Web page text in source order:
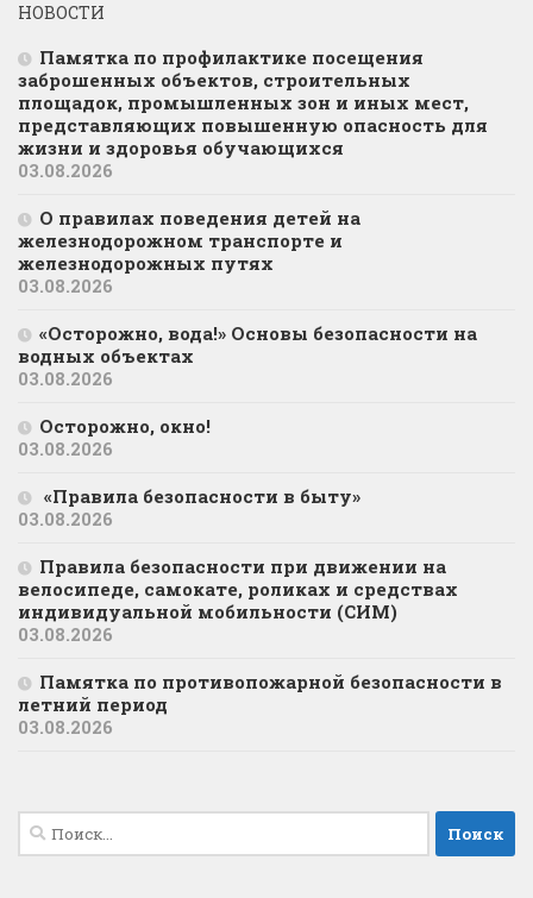
НОВОСТИ
Памятка по профилактике посещения
заброшенных объектов, строительных
площадок, промышленных зон и иных мест,
представляющих повышенную опасность для
жизни и здоровья обучающихся
03.08.2026
О правилах поведения детей на
железнодорожном транспорте и
железнодорожных путях
03.08.2026
«Осторожно, вода!» Основы безопасности на
водных объектах
03.08.2026
Осторожно, окно!
03.08.2026
«Правила безопасности в быту»
03.08.2026
Правила безопасности при движении на
велосипеде, самокате, роликах и средствах
индивидуальной мобильности (СИМ)
03.08.2026
Памятка по противопожарной безопасности в
летний период
03.08.2026
Найти: